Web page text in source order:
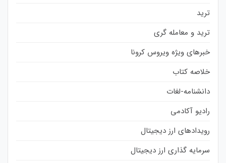
ترید
ترید و معامله گری
خبرهای ویژه ویروس کرونا
خلاصه کتاب
دانشنامه-لغات
رادیو آکادمی
رویدادهای ارز دیجیتال
سرمایه گذاری ارز دیجیتال